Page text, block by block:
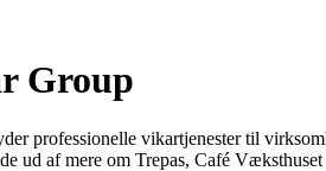
Group
professionelle vikartjenester til
ud af mere om Trepas, Café